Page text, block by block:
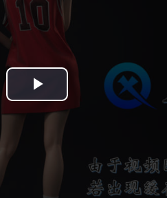
Play
Video